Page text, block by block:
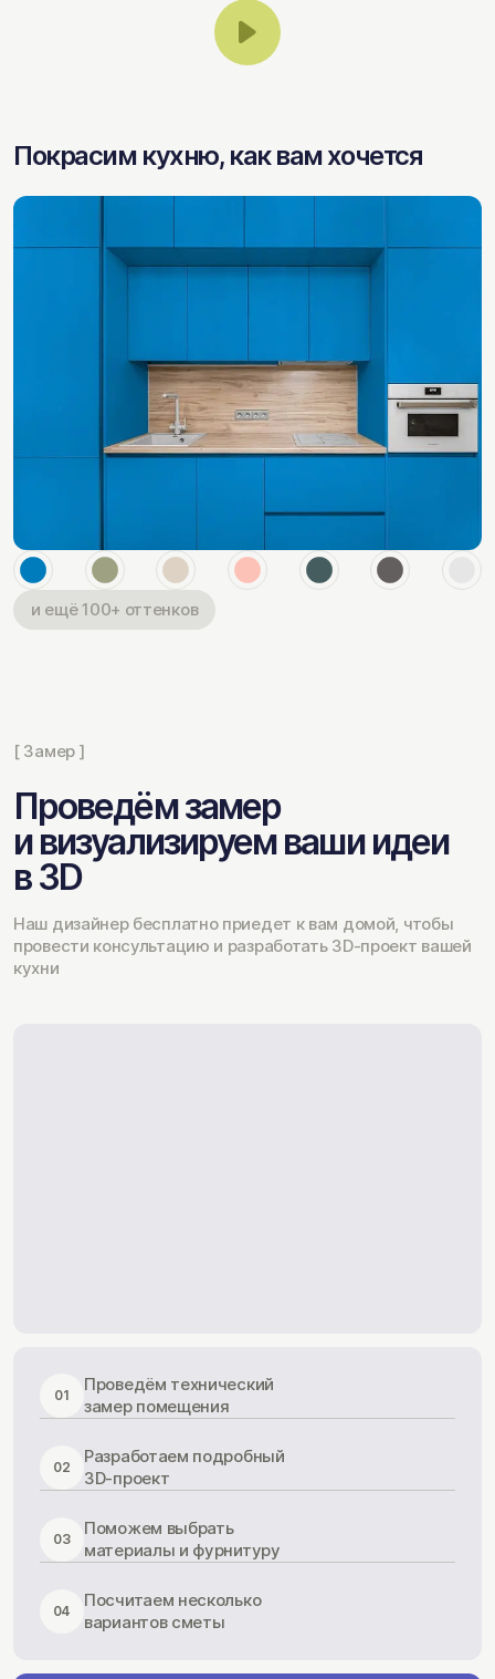
Покрасим кухню, как вам хочется
и ещё 100+ оттенков
[ Замер ]
Проведём замер
и визуализируем ваши идеи
в 3D
Наш дизайнер бесплатно приедет к вам домой, чтобы
провести консультацию и разработать 3D-проект вашей
кухни
01
Проведём технический
замер помещения
02
Разработаем подробный
3D-проект
03
Поможем выбрать
материалы и фурнитуру
04
Посчитаем несколько
вариантов сметы